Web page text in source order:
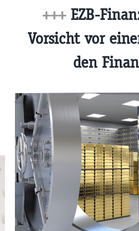
+++EZB-
Vorsicht vor
den